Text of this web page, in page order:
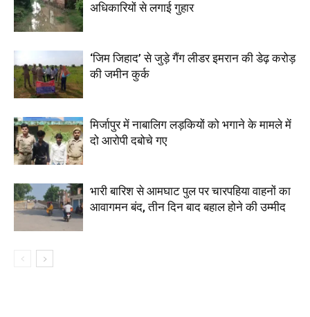
अधिकारियों से लगाई गुहार
‘जिम जिहाद’ से जुड़े गैंग लीडर इमरान की डेढ़ करोड़
की जमीन कुर्क
मिर्जापुर में नाबालिग लड़कियों को भगाने के मामले में
दो आरोपी दबोचे गए
भारी बारिश से आमघाट पुल पर चारपहिया वाहनों का
आवागमन बंद, तीन दिन बाद बहाल होने की उम्मीद